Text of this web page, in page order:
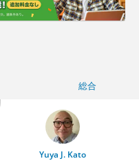
総合
Yuya J. Kato